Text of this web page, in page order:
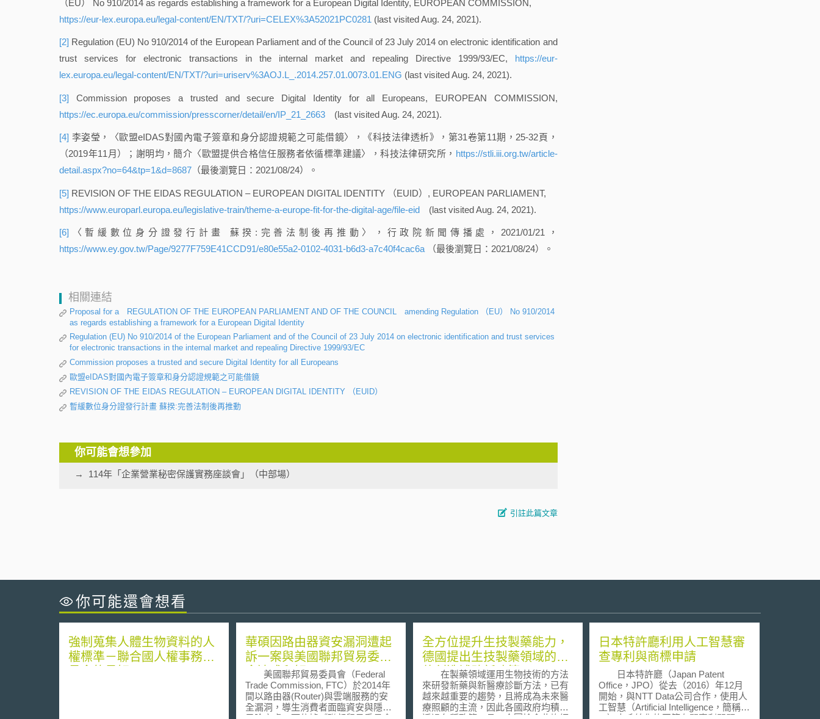
（EU） No 910/2014 as regards establishing a framework for a European Digital Identity, EUROPEAN COMMISSION,
https://eur-lex.europa.eu/legal-content/EN/TXT/?uri=CELEX%3A52021PC0281 (last visited Aug. 24, 2021).
[2] Regulation (EU) No 910/2014 of the European Parliament and of the Council of 23 July 2014 on electronic identification and
trust services for electronic transactions in the internal market and repealing Directive 1999/93/EC, https://eur-
lex.europa.eu/legal-content/EN/TXT/?uri=uriserv%3AOJ.L_.2014.257.01.0073.01.ENG (last visited Aug. 24, 2021).
[3] Commission proposes a trusted and secure Digital Identity for all Europeans, EUROPEAN COMMISSION,
https://ec.europa.eu/commission/presscorner/detail/en/IP_21_2663 (last visited Aug. 24, 2021).
[4] 李姿瑩，〈歐盟eIDAS對國內電子簽章和身分認證規範之可能借鏡〉，《科技法律透析》，第31卷第11期，25-32頁，
（2019年11月）；謝明均，簡介〈歐盟提供合格信任服務者依循標準建議〉，科技法律研究所， https://stli.iii.org.tw/article-
detail.aspx?no=64&tp=1&d=8687 （最後瀏覽日：2021/08/24）。
[5] REVISION OF THE EIDAS REGULATION – EUROPEAN DIGITAL IDENTITY （EUID）, EUROPEAN PARLIAMENT,
https://www.europarl.europa.eu/legislative-train/theme-a-europe-fit-for-the-digital-age/file-eid (last visited Aug. 24, 2021).
[6] 〈暫緩數位身分證發行計畫 蘇揆:完善法制後再推動〉，行政院新聞傳播處，2021/01/21，
https://www.ey.gov.tw/Page/9277F759E41CCD91/e80e55a2-0102-4031-b6d3-a7c40f4cac6a （最後瀏覽日：2021/08/24）。
相關連結
Proposal for a REGULATION OF THE EUROPEAN PARLIAMENT AND OF THE COUNCIL amending Regulation （EU） No 910/2014
as regards establishing a framework for a European Digital Identity
Regulation (EU) No 910/2014 of the European Parliament and of the Council of 23 July 2014 on electronic identification and trust services
for electronic transactions in the internal market and repealing Directive 1999/93/EC
Commission proposes a trusted and secure Digital Identity for all Europeans
歐盟eIDAS對國內電子簽章和身分認證規範之可能借鏡
REVISION OF THE EIDAS REGULATION – EUROPEAN DIGITAL IDENTITY （EUID）
暫緩數位身分證發行計畫 蘇揆:完善法制後再推動
你可能會想參加
114年「企業營業秘密保護實務座談會」（中部場）
引註此篇文章
你可能還會想看
強制蒐集人體生物資料的人
權標準－聯合國人權事務委
華碩因路由器資安漏洞遭起
訴一案與美國聯邦貿易委員
會達成和解
美國聯邦貿易委員會（Federal
Trade Commission, FTC）於2014年
間以路由器(Router)與雲端服務的安
全漏洞，導生消費者面臨資安與隱私
全方位提升生技製藥能力，
德國提出生技製藥領域的價
值創造補助新政策
在製藥領域運用生物技術的方法
來研發新藥與新醫療診斷方法，已有
越來越重要的趨勢，且將成為未來醫
療照顧的主流，因此各國政府均積極
日本特許廳利用人工智慧審
查專利與商標申請
日本特許廳（Japan Patent
Office，JPO）從去（2016）年12月
開始，與NTT Data公司合作，使用人
工智慧（Artificial Intelligence，簡稱